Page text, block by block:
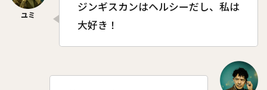
ジンギスカンはヘルシーだし、私は
大好き！